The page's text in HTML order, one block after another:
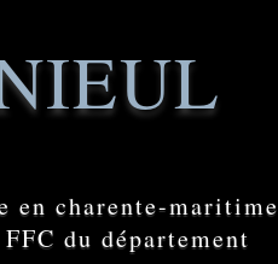
en charente-maritime
du département